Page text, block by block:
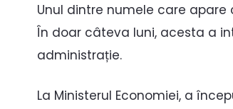
Unul dintre numele care
În doar câteva luni, acesta a
administrație.
La Ministerul Economiei, a